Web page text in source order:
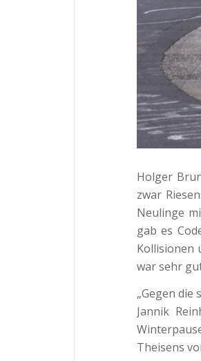
Holger
zwar
Neulinge
gab es
Kollisionen
war sehr
„Gegen
Jannik
Theisens